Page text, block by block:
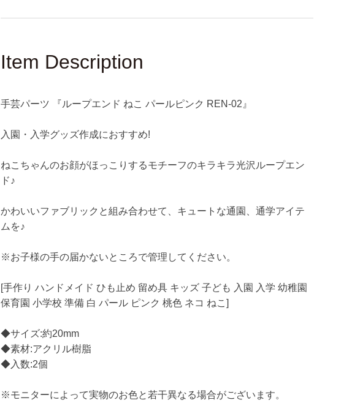
REN-
02』
数
を
す
REN-
02』
数
を
や
す
Item Description
手芸パーツ 『ループエンド ねこ パールピンク REN-02』
入園・入学グッズ作成におすすめ!
ねこちゃんのお顔がほっこりするモチーフのキラキラ光沢ループエン
ド♪
かわいいファブリックと組み合わせて、キュートな通園、通学アイテ
ムを♪
※お子様の手の届かないところで管理してください。
[手作り ハンドメイド ひも止め 留め具 キッズ 子ども 入園 入学 幼稚園
保育園 小学校 準備 白 パール ピンク 桃色 ネコ ねこ]
◆サイズ:約20mm
◆素材:アクリル樹脂
◆入数:2個
※モニターによって実物のお色と若干異なる場合がございます。